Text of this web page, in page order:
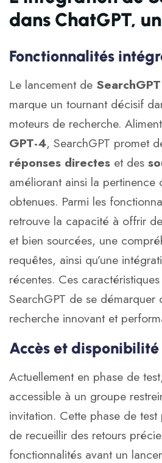
dans ChatGPT,
Fonctionnalités
Le lancement de SearchGPT
marque un tournant décisif
moteurs de recherche.
GPT-4, SearchGPT promet
réponses directes et des
améliorant ainsi la pertinence
obtenues. Parmi les
retrouve la capacité à offrir
et bien sourcées, une
requêtes, ainsi qu’une
récentes. Ces
SearchGPT de se
recherche innovant et
Accès et disponibilité
Actuellement en phase de
accessible à un groupe
invitation. Cette phase de
de recueillir des retours
fonctionnalités avant un